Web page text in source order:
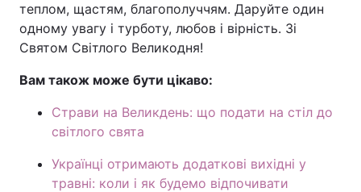
теплом, щастям, благополуччям. Даруйте один
одному увагу і турботу, любов і вірність. Зі
Святом Світлого Великодня!
Вам також може бути цікаво:
Страви на Великдень: що подати на стіл до
світлого свята
Українці отримають додаткові вихідні у
травні: коли і як будемо відпочивати